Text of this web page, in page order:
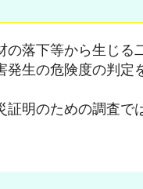
の落下等から生じる
発生の危険度の判定
明のための調査で